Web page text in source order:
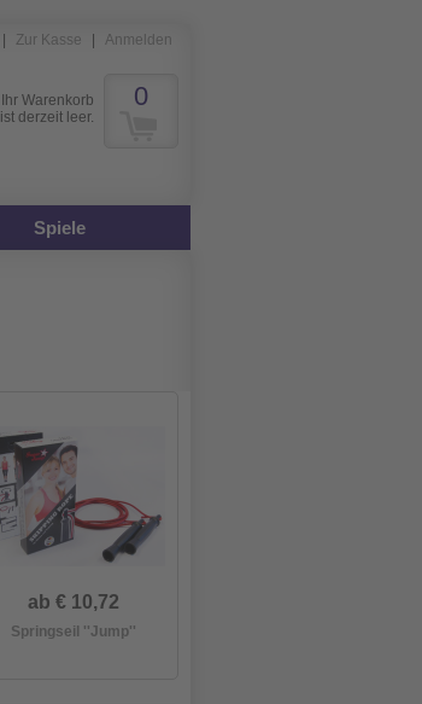
Zur Kasse Anmelden
Ihr Warenkorb
ist derzeit leer.
0
Spiele
ab € 10,72
Springseil ''Jump''